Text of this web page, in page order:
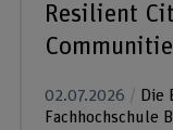
Resilient
02.07.2026
Die
Fachhochschule